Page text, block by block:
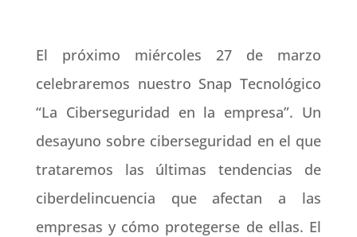
El próximo miércoles 27 de marzo
celebraremos nuestro Snap Tecnológico
“La Ciberseguridad en la empresa”. Un
desayuno sobre ciberseguridad en el que
trataremos las últimas tendencias de
ciberdelincuencia que afectan a las
empresas y cómo protegerse de ellas. El